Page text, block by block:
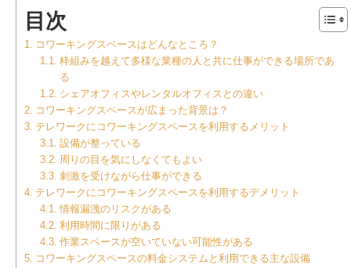
目次
コワーキングスペースはどんなところ？
枠組みを越えて多様な業種の人と共に仕事ができる場所であ
る
シェアオフィスやレンタルオフィスとの違い
コワーキングスペースが広まった背景は？
テレワークにコワーキングスペースを利用するメリット
設備が整っている
周りの目を気にしなくてもよい
刺激を受けながら仕事ができる
テレワークにコワーキングスペースを利用するデメリット
情報漏洩のリスクがある
利用時間に限りがある
作業スペースが空いていない可能性がある
コワーキングスペースの料金システムと利用できる主な設備